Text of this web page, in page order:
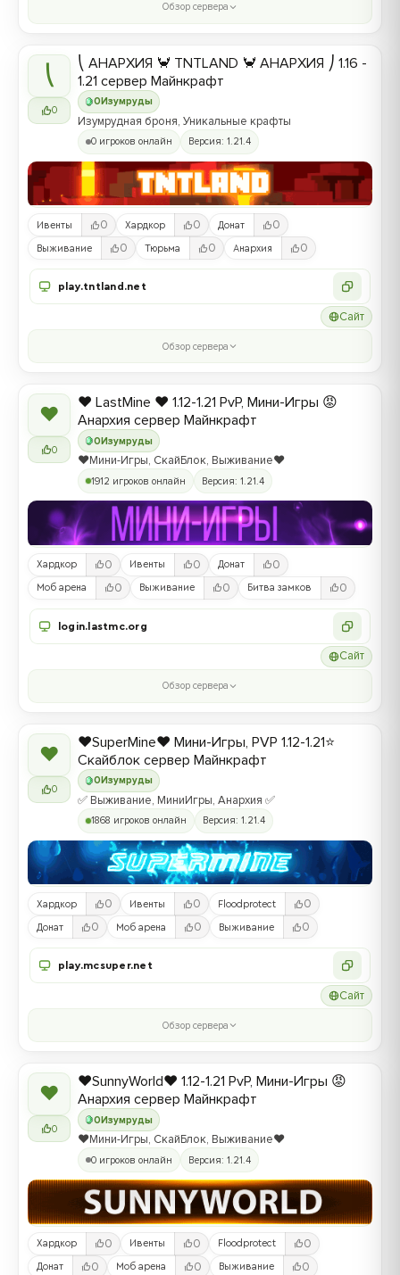
Обзор сервера
⎝
0
0 Изумруды
⎝ АНАРХИЯ 🦀 TNTLAND 🦀 АНАРХИЯ ⎠ 1.16 -
1.21 сервер Майнкрафт
Изумрудная броня, Уникальные крафты
0 игроков онлайн Версия: 1.21.4
Ивенты 0 Хардкор 0 Донат 0
Выживание 0 Тюрьма 0 Анархия 0
play.tntland.net
Сайт
Обзор сервера
❤
0
0Изумруды
❤️ LastMine ❤️ 1.12-1.21 PvP, Мини-Игры 😡
Анархия сервер Майнкрафт
❤️Мини-Игры, СкайБлок, Выживание❤️
1912 игроков онлайн Версия: 1.21.4
Хардкор 0 Ивенты 0 Донат 0
Моб арена 0 Выживание 0 Битва замков 0
login.lastmc.org
Сайт
Обзор сервера
❤
0
0 Изумруды
❤️SuperMine❤️ Мини-Игры, PVP 1.12-1.21⭐
Скайблок сервер Майнкрафт
✅ Выживание, МиниИгры, Анархия ✅
1868 игроков онлайн Версия: 1.21.4
Хардкор 0 Ивенты 0 Floodprotect 0
Донат 0 Моб арена 0 Выживание 0
play.mcsuper.net
Сайт
Обзор сервера
❤
0
0Изумруды
❤️SunnyWorld❤️ 1.12-1.21 PvP, Мини-Игры 😡
Анархия сервер Майнкрафт
❤️Мини-Игры, СкайБлок, Выживание❤️
0 игроков онлайн Версия: 1.21.4
Хардкор 0 Ивенты 0 Floodprotect 0
Донат 0 Моб арена 0 Выживание 0